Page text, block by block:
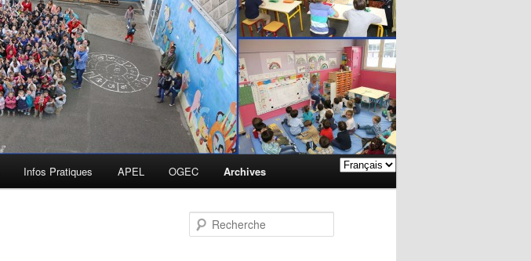
Infos Pratiques APEL OGEC Archives
Recherche